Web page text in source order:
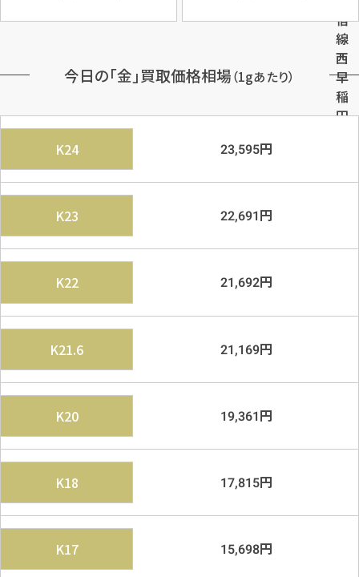
宿
線
西
早
稲
田
分
今日の「金」買取価格相場（1gあたり）
K24 23,595円
K23 22,691円
K22 21,692円
K21.6 21,169円
K20 19,361円
K18 17,815円
K17 15,698円